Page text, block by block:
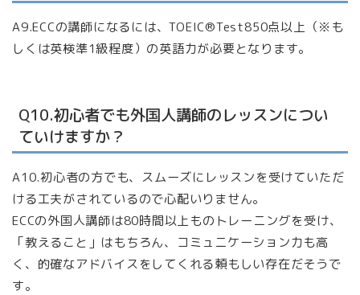
A9.ECCの講師になるには、TOEIC®Test850点以上（※も
しくは英検準1級程度）の英語力が必要となります。
Q10.初心者でも外国人講師のレッスンについ
ていけますか？
A10.初心者の方でも、スムーズにレッスンを受けていただ
ける工夫がされているので心配いりません。
ECCの外国人講師は80時間以上ものトレーニングを受け、
「教えること」はもちろん、コミュニケーション力も高
く、的確なアドバイスをしてくれる頼もしい存在だそうで
す。